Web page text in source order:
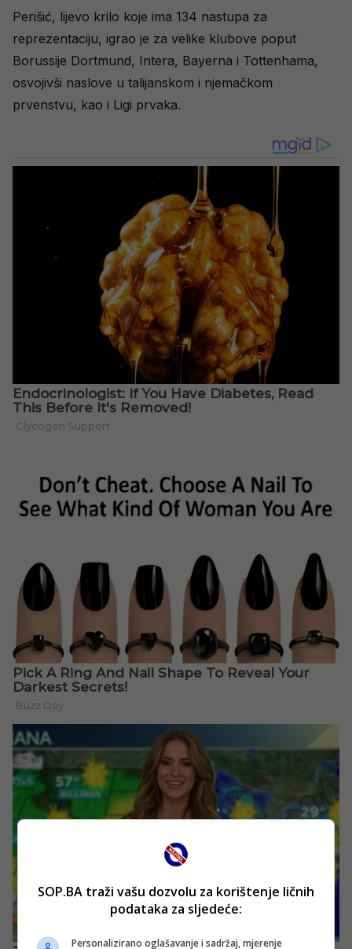
Perišić, lijevo krilo koje ima 134 nastupa za
reprezentaciju, igrao je za velike klubove poput
Borussije Dortmund, Intera, Bayerna i Tottenhama,
osvojivši naslove u talijanskom i njemačkom
prvenstvu, kao i Ligi prvaka.
SOP.BA traži vašu dozvolu za korištenje ličnih
podataka za sljedeće:
Personalizirano oglašavanje i sadržaj, mjerenje